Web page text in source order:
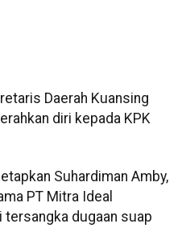
Daerah Kuansing
diri kepada KPK
Suhardiman Amby,
PT Mitra Ideal
dugaan suap